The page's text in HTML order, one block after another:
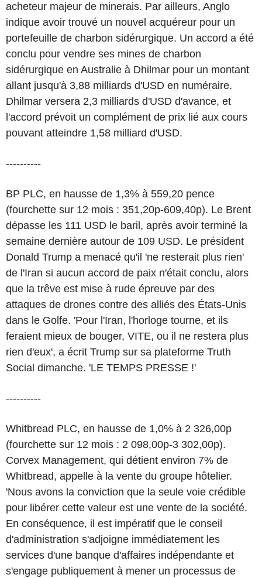
acheteur majeur de minerais. Par ailleurs, Anglo
indique avoir trouvé un nouvel acquéreur pour un
portefeuille de charbon sidérurgique. Un accord a été
conclu pour vendre ses mines de charbon
sidérurgique en Australie à Dhilmar pour un montant
allant jusqu'à 3,88 milliards d'USD en numéraire.
Dhilmar versera 2,3 milliards d'USD d'avance, et
l'accord prévoit un complément de prix lié aux cours
pouvant atteindre 1,58 milliard d'USD.
----------
BP PLC, en hausse de 1,3% à 559,20 pence
(fourchette sur 12 mois : 351,20p-609,40p). Le Brent
dépasse les 111 USD le baril, après avoir terminé la
semaine dernière autour de 109 USD. Le président
Donald Trump a menacé qu'il 'ne resterait plus rien'
de l'Iran si aucun accord de paix n'était conclu, alors
que la trêve est mise à rude épreuve par des
attaques de drones contre des alliés des États-Unis
dans le Golfe. 'Pour l'Iran, l'horloge tourne, et ils
feraient mieux de bouger, VITE, ou il ne restera plus
rien d'eux', a écrit Trump sur sa plateforme Truth
Social dimanche. 'LE TEMPS PRESSE !'
----------
Whitbread PLC, en hausse de 1,0% à 2 326,00p
(fourchette sur 12 mois : 2 098,00p-3 302,00p).
Corvex Management, qui détient environ 7% de
Whitbread, appelle à la vente du groupe hôtelier.
'Nous avons la conviction que la seule voie crédible
pour libérer cette valeur est une vente de la société.
En conséquence, il est impératif que le conseil
d'administration s'adjoigne immédiatement les
services d'une banque d'affaires indépendante et
s'engage publiquement à mener un processus de